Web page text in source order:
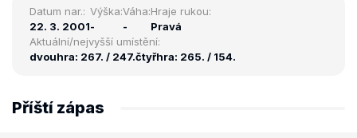
Datum nar.:
22. 3. 2001
Výška:
-
Váha:
-
Hraje rukou:
Pravá
Aktuální/nejvyšší umístění:
dvouhra: 267. / 247.čtyřhra: 265. / 154.
Příští zápas